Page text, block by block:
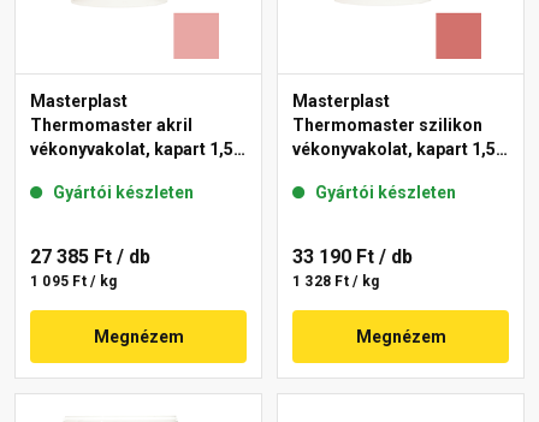
Masterplast
Thermomaster akril
vékonyvakolat, kapart 1,5
Gyártói készleten
27 385 Ft / db
1 095 Ft / kg
Megnézem
Masterplast
Thermomaster szilikon
vékonyvakolat, kapart 1,5
Gyártói készleten
33 190 Ft / db
1 328 Ft / kg
Megnézem